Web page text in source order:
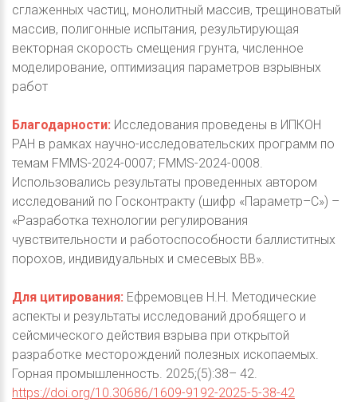
сглаженных частиц, монолитный массив, трещиноватый
массив, полигонные испытания, результирующая
векторная скорость смещения грунта, численное
моделирование, оптимизация параметров взрывных
работ
Благодарности: Исследования проведены в ИПКОН
РАН в рамках научно-исследовательских программ по
темам FMMS-2024-0007; FMMS-2024-0008.
Использовались результаты проведенных автором
исследований по Госконтракту (шифр «Параметр–С») –
«Разработка технологии регулирования
чувствительности и работоспособности баллиститных
порохов, индивидуальных и смесевых ВВ».
Для цитирования: Ефремовцев Н.Н. Методические
аспекты и результаты исследований дробящего и
сейсмического действия взрыва при открытой
разработке месторождений полезных ископаемых.
Горная промышленность. 2025;(5):38– 42.
https://doi.org/10.30686/1609-9192-2025-5-38-42